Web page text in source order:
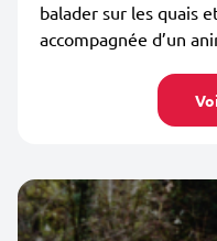
balader sur les quais
accompagnée d’un